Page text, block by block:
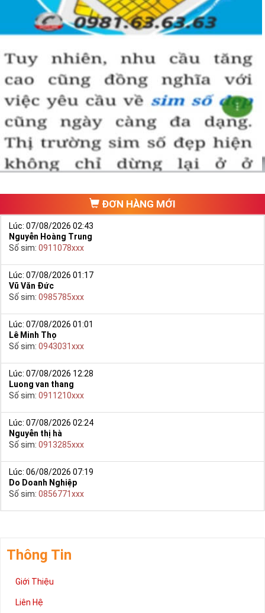
ĐƠN HÀNG MỚI
Lúc: 07/08/2026 02:43
Nguyễn Hoàng Trung
Số sim: 0911078xxx
Lúc: 07/08/2026 01:17
Vũ Văn Đức
Số sim: 0985785xxx
Lúc: 07/08/2026 01:01
Lê Minh Thọ
Số sim: 0943031xxx
Lúc: 07/08/2026 12:28
Luong van thang
Số sim: 0911210xxx
Lúc: 07/08/2026 02:24
Nguyễn thị hà
Số sim: 0913285xxx
Lúc: 06/08/2026 07:19
Do Doanh Nghiệp
Số sim: 0856771xxx
Thông Tin
Giới Thiệu
Liên Hệ